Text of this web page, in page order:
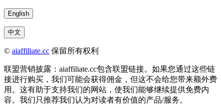
English
中文
© aiaffiliate.cc 保留所有权利
联盟营销披露：aiaffiliate.cc包含联盟链接。如果您通过这些链
接进行购买，我们可能会获得佣金，但这不会给您带来额外费
用。这有助于支持我们的网站，使我们能够继续提供免费内
容。我们只推荐我们认为对读者有价值的产品/服务。